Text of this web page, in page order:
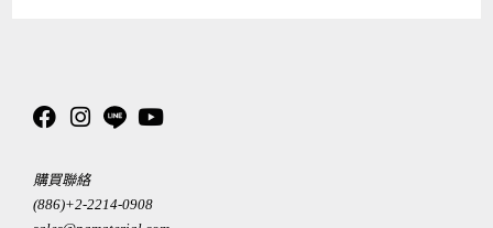
購買聯絡
(886)+2-2214-0908